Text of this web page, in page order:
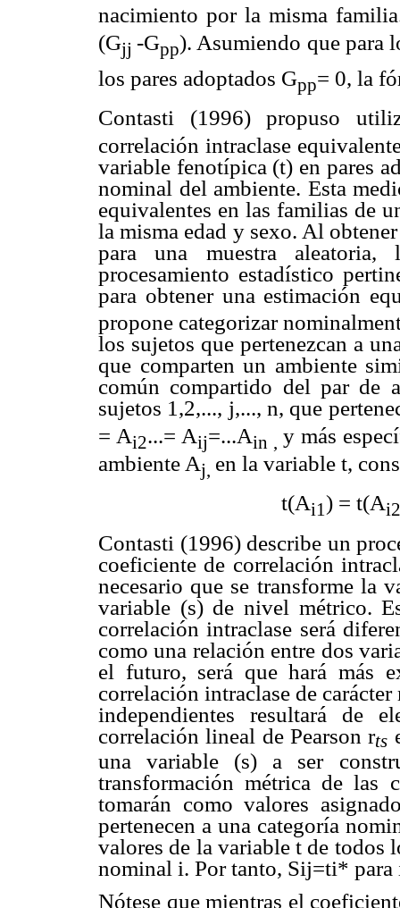
nacimiento por la misma
(Gjj -Gpp). Asumiendo que para
los pares adoptados Gpp= 0, la
Contasti (1996) propuso
correlación intraclase
variable fenotípica (t) en pares
nominal del ambiente. Esta
equivalentes en las familias de
la misma edad y sexo. Al
para una muestra
procesamiento estadístico
para obtener una estimación
propone categorizar
los sujetos que pertenezcan a
que comparten un ambiente
común compartido del par de
sujetos 1,2,..., j,..., n, que
= Ai2...= Aij=...Ain , y más
ambiente Aj, en la variable t,
t(Ai1) = t(Ai2
Contasti (1996) describe un
coeficiente de correlación
necesario que se transforme la
variable (s) de nivel métrico.
correlación intraclase será
como una relación entre dos
el futuro, será que hará más
correlación intraclase de
independientes resultará de
correlación lineal de Pearson rts
una variable (s) a ser
transformación métrica de las
tomarán como valores
pertenecen a una categoría
valores de la variable t de todos
nominal i. Por tanto, Sij=ti* para
Nótese que mientras el